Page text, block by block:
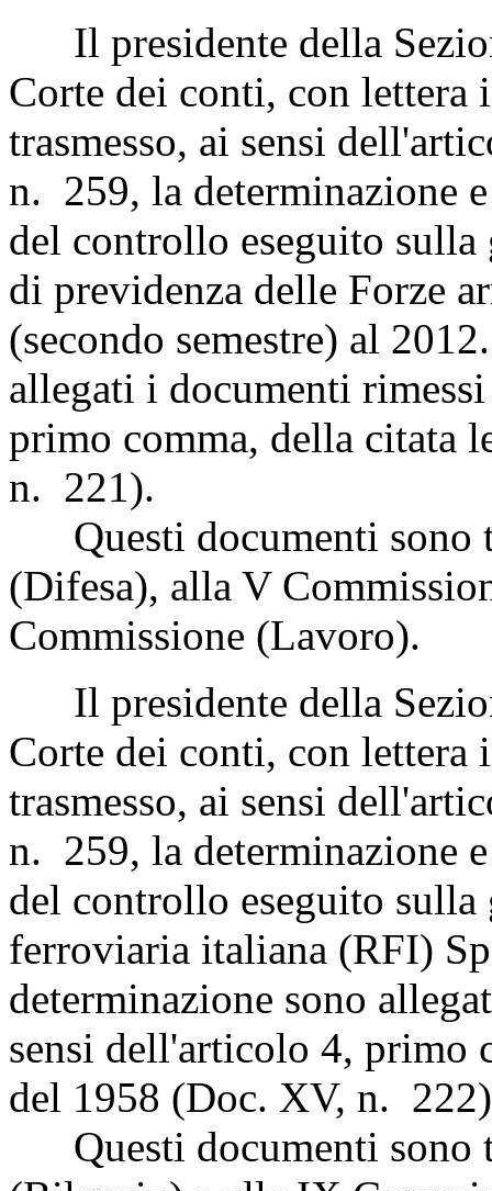
Il presidente della
Corte dei conti, con lettera
trasmesso, ai sensi
n. 259, la determinazione
del controllo eseguito sulla
di previdenza delle Forze
(secondo semestre) al
allegati i documenti
primo comma, della citata
n. 221).
Questi documenti sono
(Difesa), alla V
Commissione (Lavoro).
Il presidente della
Corte dei conti, con lettera
trasmesso, ai sensi
n. 259, la determinazione
del controllo eseguito
ferroviaria italiana (RFI)
determinazione sono
sensi dell'articolo 4, primo
del 1958 (Doc. XV, n.
Questi documenti sono